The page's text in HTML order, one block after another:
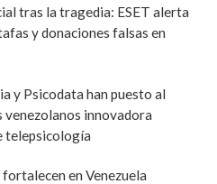
tras la tragedia: ESET alerta
y donaciones falsas en
y Psicodata han puesto al
venezolanos innovadora
telepsicología
en Venezuela